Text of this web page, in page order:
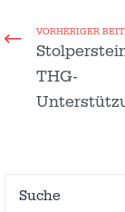
VORHERIGER
THG-